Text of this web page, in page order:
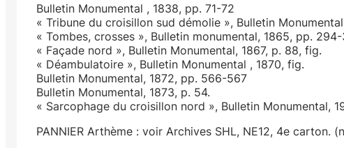
Bulletin Monumental , 1838, pp. 71-72
« Tribune du croisillon sud démolie », Bulletin
« Tombes, crosses », Bulletin monumental, 1865, pp.
« Façade nord », Bulletin Monumental, 1867, p. 88, fig.
« Déambulatoire », Bulletin Monumental , 1870, fig.
Bulletin Monumental, 1872, pp. 566-567
Bulletin Monumental, 1873, p. 54.
« Sarcophage du croisillon nord », Bulletin Monumental,
PANNIER Arthème : voir Archives SHL, NE12, 4e carton.